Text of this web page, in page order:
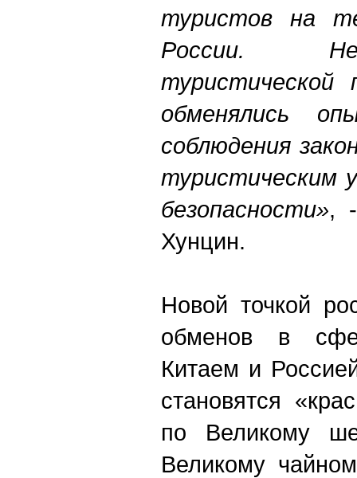
туристов на
России.
туристической
обменялись
соблюдения
туристическим
безопасности»,
Хунцин.
Новой точкой
обменов в
Китаем и
становятся
по Великому
Великому